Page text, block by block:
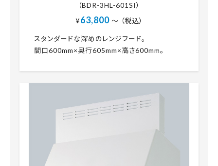
（BDR-3HL-601SI）
¥63,800～ （税込）
スタンダードな深めのレンジフード。
間口600mm×奥行605mm×高さ600mm。